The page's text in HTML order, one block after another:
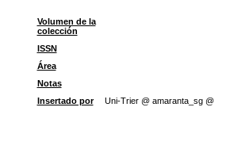
Volumen de la
colección
ISSN
Área
Notas
Insertado por
Uni-Trier @ amaranta_sg @